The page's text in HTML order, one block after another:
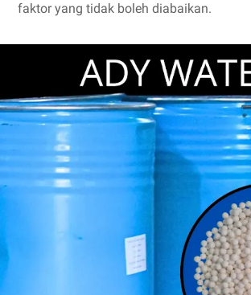
faktor yang tidak boleh diabaikan.